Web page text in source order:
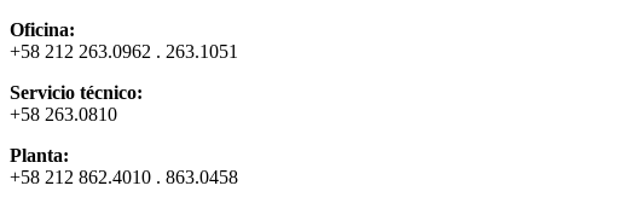
Oficina:
+58 212 263.0962 . 263.1051
Servicio técnico:
+58 263.0810
Planta:
+58 212 862.4010 . 863.0458